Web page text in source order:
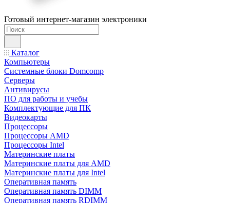
Готовый интернет-магазин электроники
Каталог
Компьютеры
Системные блоки Domcomp
Серверы
Антивирусы
ПО для работы и учебы
Комплектующие для ПК
Видеокарты
Процессоры
Процессоры AMD
Процессоры Intel
Материнские платы
Материнские платы для AMD
Материнские платы для Intel
Оперативная память
Оперативная память DIMM
Оперативная память RDIMM